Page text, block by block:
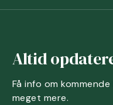
Altid
Få info om
meget mere.